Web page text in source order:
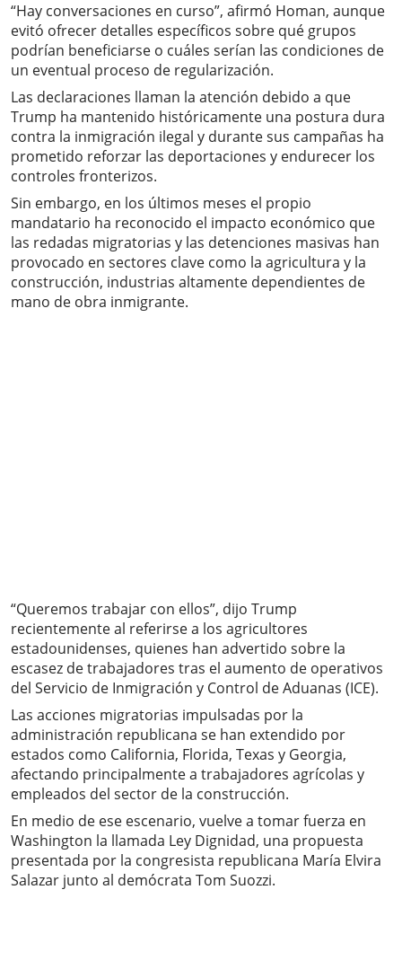
“Hay conversaciones en curso”, afirmó Homan, aunque
evitó ofrecer detalles específicos sobre qué grupos
podrían beneficiarse o cuáles serían las condiciones de
un eventual proceso de regularización.
Las declaraciones llaman la atención debido a que
Trump ha mantenido históricamente una postura dura
contra la inmigración ilegal y durante sus campañas ha
prometido reforzar las deportaciones y endurecer los
controles fronterizos.
Sin embargo, en los últimos meses el propio
mandatario ha reconocido el impacto económico que
las redadas migratorias y las detenciones masivas han
provocado en sectores clave como la agricultura y la
construcción, industrias altamente dependientes de
mano de obra inmigrante.
“Queremos trabajar con ellos”, dijo Trump
recientemente al referirse a los agricultores
estadounidenses, quienes han advertido sobre la
escasez de trabajadores tras el aumento de operativos
del Servicio de Inmigración y Control de Aduanas (ICE).
Las acciones migratorias impulsadas por la
administración republicana se han extendido por
estados como California, Florida, Texas y Georgia,
afectando principalmente a trabajadores agrícolas y
empleados del sector de la construcción.
En medio de ese escenario, vuelve a tomar fuerza en
Washington la llamada Ley Dignidad, una propuesta
presentada por la congresista republicana María Elvira
Salazar junto al demócrata Tom Suozzi.